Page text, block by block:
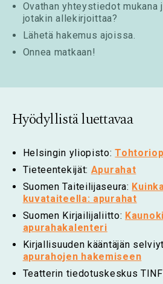
Ovathan yhteystiedot mukana
jotakin allekirjoittaa?
Lähetä hakemus ajoissa.
Onnea matkaan!
Hyödyllistä luettavaa
Helsingin yliopisto:
Tieteentekijät: Apurahat
Suomen Taiteilijaseura:
kuvataiteella: apurahat
Suomen Kirjailijaliitto:
apurahakalenteri
Kirjallisuuden kääntäjän
apurahojen hakemiseen
Teatterin tiedotuskeskus